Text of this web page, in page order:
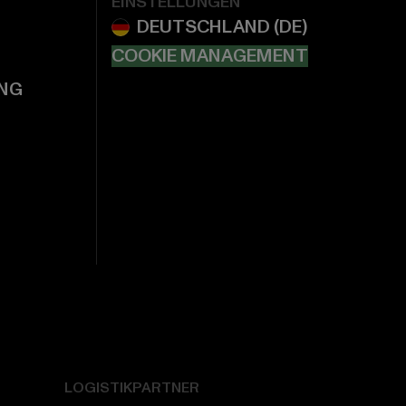
COOKIE MANAGEMENT
LOGISTIKPARTNER